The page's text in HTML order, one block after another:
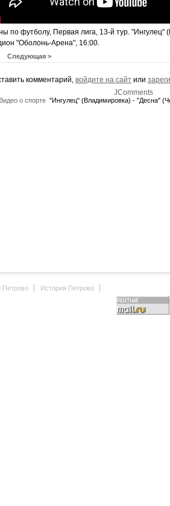
по футболу, Первая лига, 13-й тур. "Ингулец"
"Оболонь-Арена", 16:00.
Следующая >
комментарий, войдите на сайт или
JComments
Видео о спорте "Ингулец" (Владимировка) - "Десна"
Петрово История Петрово